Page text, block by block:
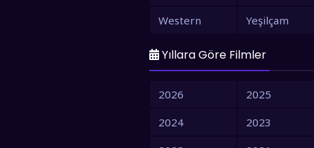
Western
Yeşilçam
Yıllara Göre Filmler
2026
2025
2024
2023